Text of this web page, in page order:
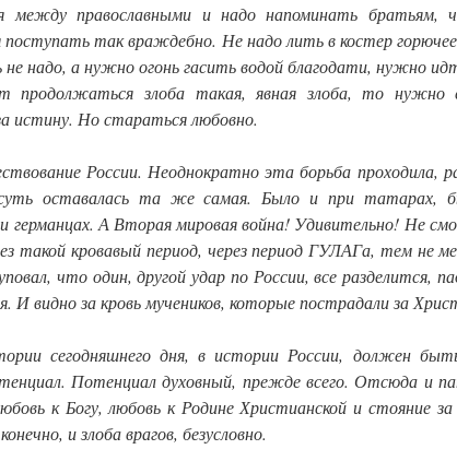
между православными и надо напоминать
поступать так враждебно. Не надо лить в костер
не надо, а нужно огонь гасить водой благодати, нужно
продолжаться злоба такая, явная злоба, то нужно
истину. Но стараться любовно.
России. Неоднократно эта борьба проходила,
оставалась та же самая. Было и при татарах,
германцах. А Вторая мировая война! Удивительно! Не
такой кровавый период, через период ГУЛАГа, тем не
что один, другой удар по России, все разделится,
И видно за кровь мучеников, которые пострадали за
сегодняшнего дня, в истории России, должен
Потенциал духовный, прежде всего. Отсюда и
к Богу, любовь к Родине Христианской и стояние
и злоба врагов, безусловно.